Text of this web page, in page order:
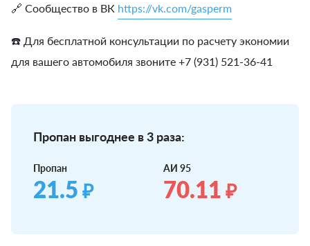
🔗 Сообщество в ВК https://vk.com/gasperm
☎️ Для бесплатной консультации по расчету экономии
для вашего автомобиля звоните +7 (931) 521-36-41
Пропан выгоднее в 3 раза:
Пропан
21.5 ₽
АИ 95
70.11 ₽